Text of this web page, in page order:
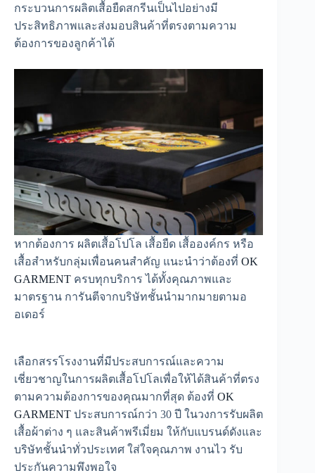
กระบวนการผลิตเสื้อยืดสกรีนเป็นไปอย่างมี
ประสิทธิภาพและส่งมอบสินค้าที่ตรงตามความ
ต้องการของลูกค้าได้
หากต้องการ ผลิตเสื้อโปโล เสื้อยืด เสื้อองค์กร หรือ
เสื้อสำหรับกลุ่มเพื่อนคนสำคัญ แนะนำว่าต้องที่ OK
GARMENT ครบทุกบริการ ได้ทั้งคุณภาพและ
มาตรฐาน การันตีจากบริษัทชั้นนำมากมายตามอ
อเดอร์
เลือกสรรโรงงานที่มีประสบการณ์และความ
เชี่ยวชาญในการผลิตเสื้อโปโลเพื่อให้ได้สินค้าที่ตรง
ตามความต้องการของคุณมากที่สุด ต้องที่ OK
GARMENT ประสบการณ์กว่า 30 ปี ในวงการรับผลิต
เสื้อผ้าต่าง ๆ และสินค้าพรีเมี่ยม ให้กับแบรนด์ดังและ
บริษัทชั้นนำทั่วประเทศ ใส่ใจคุณภาพ งานไว รับ
ประกันความพึงพอใจ